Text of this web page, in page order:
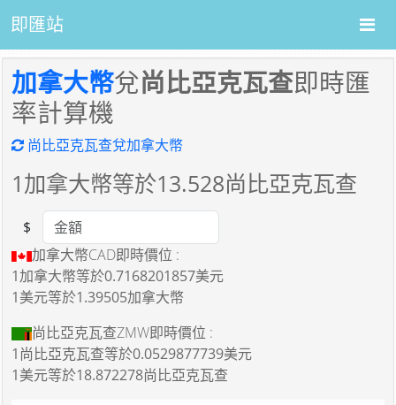
即匯站
加拿大幣兌尚比亞克瓦查即時匯
率計算機
尚比亞克瓦查兌加拿大幣
1加拿大幣等於13.528尚比亞克瓦查
Amount
$
加拿大幣CAD即時價位 :
1加拿大幣等於0.7168201857美元
1美元等於1.39505加拿大幣
尚比亞克瓦查ZMW即時價位 :
1尚比亞克瓦查等於0.0529877739美元
1美元等於18.872278尚比亞克瓦查